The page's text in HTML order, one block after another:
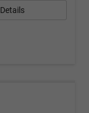
Details